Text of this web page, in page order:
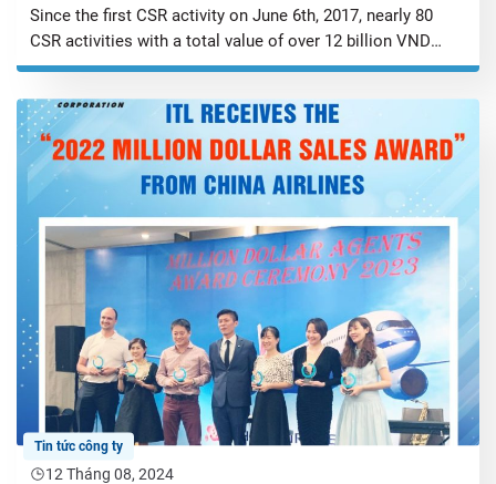
Since the first CSR activity on June 6th, 2017, nearly 80
CSR activities with a total value of over 12 billion VND
have been implemented by ITL across Vietnam and the
the community and marked the 7-year CSR journey at the
beginning of June. Let’s take […]
Tin tức công ty
12 Tháng 08, 2024